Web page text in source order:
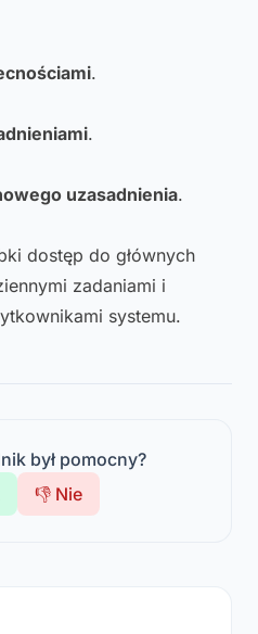
.
.
uzasadnienia.
dostęp do głównych
zadaniami i
systemu.
był pomocny?
👎 Nie